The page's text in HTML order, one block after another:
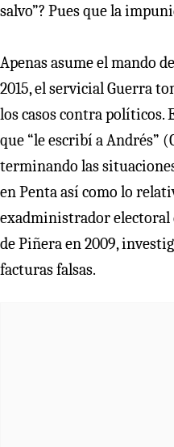
salvo”? Pues que la
Apenas asume el mando
2015, el servicial Guerra
los casos contra políticos.
que “le escribí a Andrés”
terminando las
en Penta así como lo
exadministrador electoral
de Piñera en 2009,
facturas falsas.